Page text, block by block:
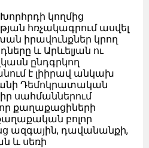
կողմից
հռչակագրում ասվել
իրավունքներ կրող
և Արևելյան ու
ընդգրկող
է լիիրավ անկախ
Դեմոկրատական
սահմաններում
քաղաքացիների
բոլոր
ազգային, դավանանքի,
և սեռի